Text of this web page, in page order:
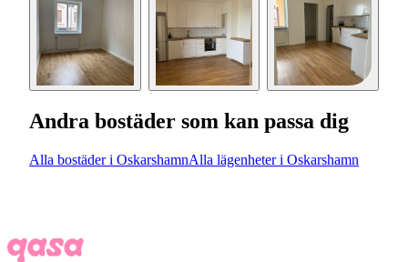
Andra bostäder som kan passa dig
Alla bostäder i OskarshamnAlla lägenheter i Oskarshamn